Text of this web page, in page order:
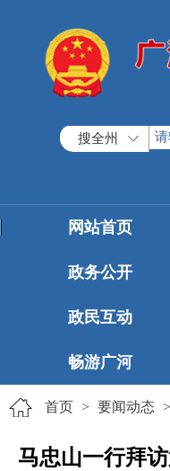
搜全州
网站首页
政务公开
政民互动
畅游广河
首页 > 要闻动态 >
马忠山一行拜